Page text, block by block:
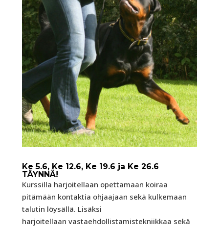
Ke 5.6, Ke 12.6, Ke 19.6 ja Ke 26.6
TÄYNNÄ!
Kurssilla harjoitellaan opettamaan koiraa
pitämään kontaktia ohjaajaan sekä kulkemaan
talutin löysällä. Lisäksi
harjoitellaan vastaehdollistamistekniikkaa sekä